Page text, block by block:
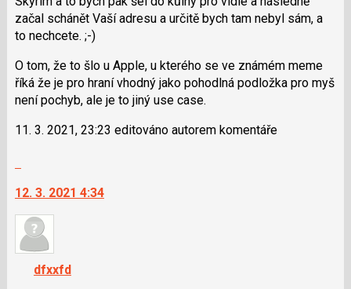
klávesy
N
pro
následující
a
P
předchozí
začal schánět Vaší adresu a určitě bych tam nebyl sám, a
to nechcete. ;-)
O tom, že to šlo u Apple, u kterého se ve známém meme
říká že je pro hraní vhodný jako pohodlná podložka pro myš
není pochyb, ale je to jiný use case.
11. 3. 2021, 23:23 editováno autorem komentáře
další
nový
názor.
navigaci
lze
12. 3. 2021 4:34
dfxxfd